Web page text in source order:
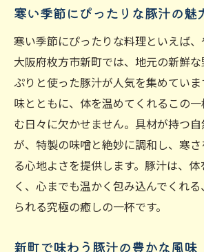
寒い季節にぴったりな豚汁の魅
寒い季節にぴったりな料理といえば、
大阪府枚方市新町では、地元の新鮮
ぷりと使った豚汁が人気を集めてい
味とともに、体を温めてくれるこの
む日々に欠かせません。具材が持つ
が、特製の味噌と絶妙に調和し、寒
る心地よさを提供します。豚汁は、
く、心までも温かく包み込んでくれ
られる究極の癒しの一杯です。
新町で味わう豚汁の豊かな風味